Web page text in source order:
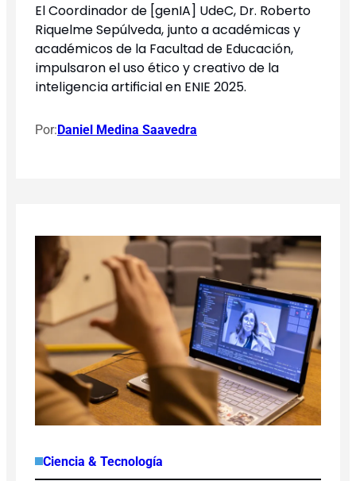
El Coordinador de [genIA] UdeC, Dr. Roberto
Riquelme Sepúlveda, junto a académicas y
académicos de la Facultad de Educación,
impulsaron el uso ético y creativo de la
inteligencia artificial en ENIE 2025.
Por:Daniel Medina Saavedra
Ciencia & Tecnología